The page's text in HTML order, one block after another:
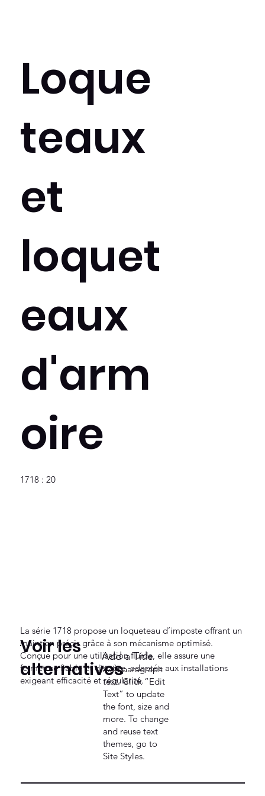
Loque
teaux
et
loquet
eaux
d'arm
oire
1718 : 20
La série 1718 propose un loqueteau d’imposte offrant un
maintien précis grâce à son mécanisme optimisé.
Conçue pour une utilisation fluide, elle assure une
fermeture fiable et discrète, adaptée aux installations
exigeant efficacité et régularité.
Voir les
alternativesAdd paragraph
text. Click “Edit
Text” to update
the font, size and
more. To change
and reuse text
themes, go to
Site Styles.
Add a Title